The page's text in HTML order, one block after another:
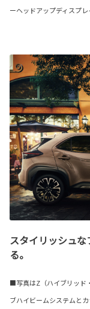
ーヘッドアップディスプ
スタイリッシュ
る。
■写真はZ（ハイブリッド
ブハイビームシステムと